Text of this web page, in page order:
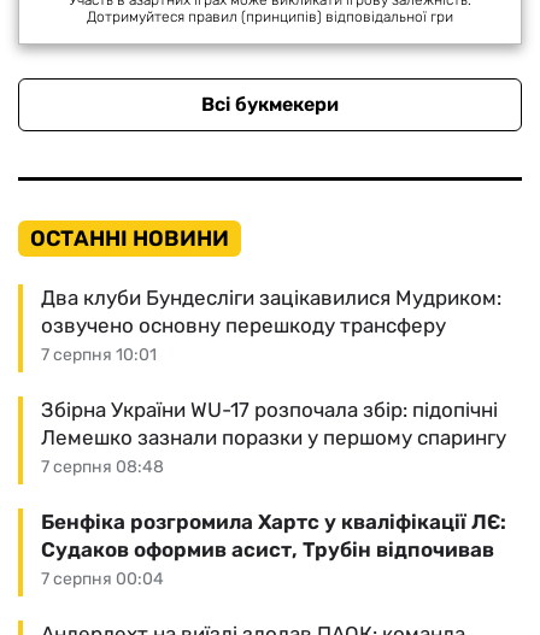
Дотримуйтеся правил (принципів) відповідальної гри
Всі букмекери
ОСТАННІ НОВИНИ
7 серпня 10:01
Два клуби Бундесліги зацікавилися Мудриком:
озвучено основну перешкоду трансферу
7 серпня 08:48
Збірна України WU-17 розпочала збір: підопічні
Лемешко зазнали поразки у першому спарингу
7 серпня 00:04
Бенфіка розгромила Хартс у кваліфікації ЛЄ:
Судаков оформив асист, Трубін відпочивав